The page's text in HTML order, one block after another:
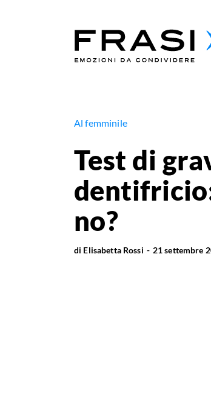
Al femminile
Test di
no?
di Elisabetta Rossi 21 settembre